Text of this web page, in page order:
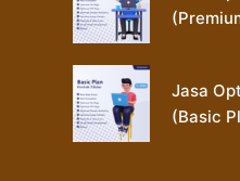
Jasa
(Basic